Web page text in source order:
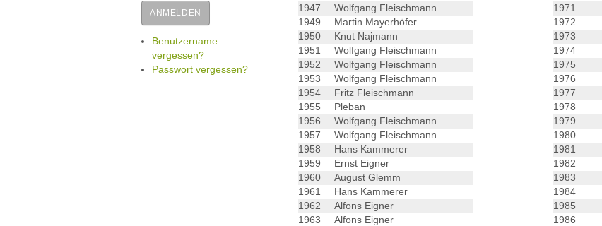
ANMELDEN
Benutzername
vergessen?
Passwort vergessen?
1947
Wolfgang Fleischmann
1949
Martin Mayerhöfer
1950
Knut Najmann
1951
Wolfgang Fleischmann
1952
Wolfgang Fleischmann
1953
Wolfgang Fleischmann
1954
Fritz Fleischmann
1955
Pleban
1956
Wolfgang Fleischmann
1957
Wolfgang Fleischmann
1958
Hans Kammerer
1959
Ernst Eigner
1960
August Glemm
1961
Hans Kammerer
1962
Alfons Eigner
1963
Alfons Eigner
1971
1972
1973
1974
1975
1976
1977
1978
1979
1980
1981
1982
1983
1984
1985
1986